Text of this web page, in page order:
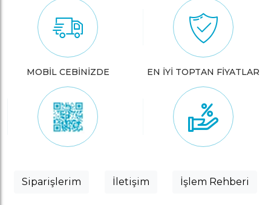
MOBİL CEBİNİZDE EN İYİ TOPTAN FİYATLAR
Siparişlerim İletişim İşlem Rehberi